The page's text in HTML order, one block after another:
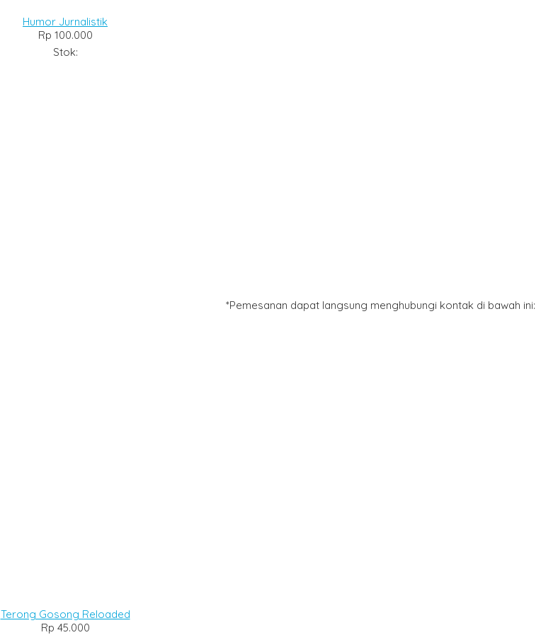
Humor Jurnalistik
Rp 100.000
Stok:
*Pemesanan dapat langsung menghubungi kontak di bawah ini:
Terong Gosong Reloaded
Rp 45.000